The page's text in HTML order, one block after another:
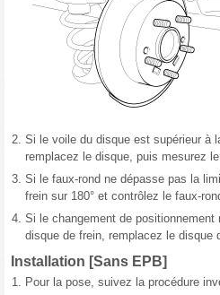
2. Si le voile du disque est supérieur à
remplacez le disque, puis mesurez
3. Si le faux-rond ne dépasse pas la
frein sur 180° et contrôlez le faux-
4. Si le changement de
disque de frein, remplacez le disque
Installation [Sans EPB]
1. Pour la pose, suivez la procédure